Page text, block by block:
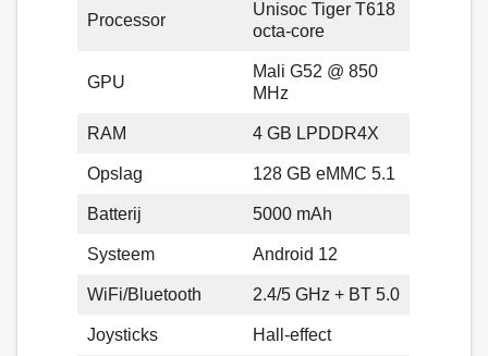
Processor
Unisoc Tiger T618
octa-core
GPU
Mali G52 @ 850
MHz
RAM 4 GB LPDDR4X
Opslag 128 GB eMMC 5.1
Batterij 5000 mAh
Systeem Android 12
WiFi/Bluetooth 2.4/5 GHz + BT 5.0
Joysticks Hall-effect